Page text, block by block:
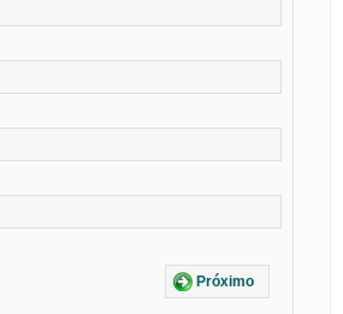
Próximo